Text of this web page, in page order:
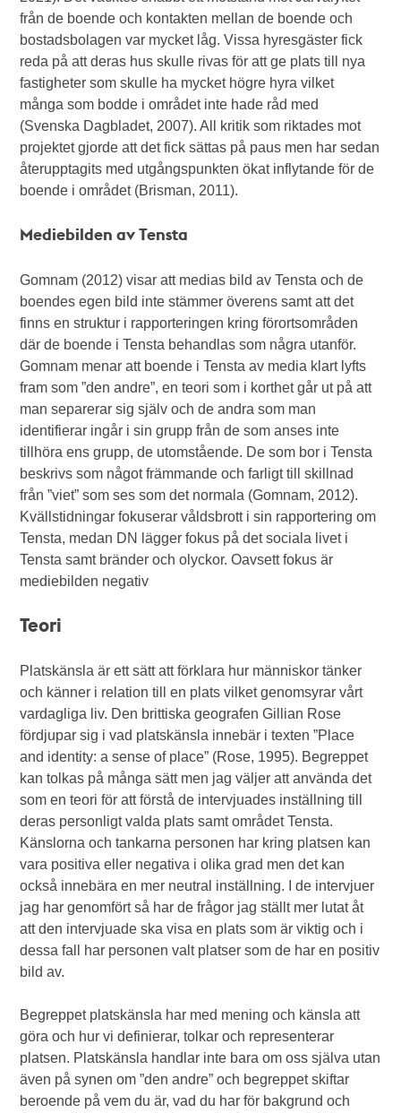
från de boende och kontakten mellan de boende och
bostadsbolagen var mycket låg. Vissa hyresgäster fick
reda på att deras hus skulle rivas för att ge plats till nya
fastigheter som skulle ha mycket högre hyra vilket
många som bodde i området inte hade råd med
(Svenska Dagbladet, 2007). All kritik som riktades mot
projektet gjorde att det fick sättas på paus men har sedan
återupptagits med utgångspunkten ökat inflytande för de
boende i området (Brisman, 2011).
Mediebilden av Tensta
Gomnam (2012) visar att medias bild av Tensta och de
boendes egen bild inte stämmer överens samt att det
finns en struktur i rapporteringen kring förortsområden
där de boende i Tensta behandlas som några utanför.
Gomnam menar att boende i Tensta av media klart lyfts
fram som ”den andre”, en teori som i korthet går ut på att
man separerar sig själv och de andra som man
identifierar ingår i sin grupp från de som anses inte
tillhöra ens grupp, de utomstående. De som bor i Tensta
beskrivs som något främmande och farligt till skillnad
från ”viet” som ses som det normala (Gomnam, 2012).
Kvällstidningar fokuserar våldsbrott i sin rapportering om
Tensta, medan DN lägger fokus på det sociala livet i
Tensta samt bränder och olyckor. Oavsett fokus är
mediebilden negativ
Teori
Platskänsla är ett sätt att förklara hur människor tänker
och känner i relation till en plats vilket genomsyrar vårt
vardagliga liv. Den brittiska geografen Gillian Rose
fördjupar sig i vad platskänsla innebär i texten ”Place
and identity: a sense of place” (Rose, 1995). Begreppet
kan tolkas på många sätt men jag väljer att använda det
som en teori för att förstå de intervjuades inställning till
deras personligt valda plats samt området Tensta.
Känslorna och tankarna personen har kring platsen kan
vara positiva eller negativa i olika grad men det kan
också innebära en mer neutral inställning. I de intervjuer
jag har genomfört så har de frågor jag ställt mer lutat åt
att den intervjuade ska visa en plats som är viktig och i
dessa fall har personen valt platser som de har en positiv
bild av.
Begreppet platskänsla har med mening och känsla att
göra och hur vi definierar, tolkar och representerar
platsen. Platskänsla handlar inte bara om oss själva utan
även på synen om ”den andre” och begreppet skiftar
beroende på vem du är, vad du har för bakgrund och